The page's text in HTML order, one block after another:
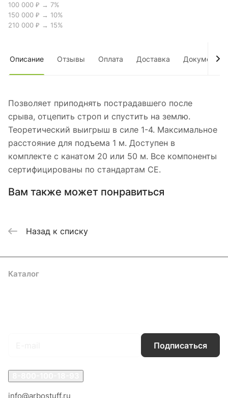
100 000 ₽ → 7%
150 000 ₽ → 10%
210 000 ₽ → 15%
Описание Отзывы Оплата Доставка Документы
Позволяет приподнять пострадавшего после
срыва, отцепить строп и спустить на землю.
Теоретический выигрыш в силе 1-4. Максимальное
расстояние для подъема 1 м. Доступен в
комплекте с канатом 20 или 50 м. Все компоненты
сертифицированы по стандартам СЕ.
Вам также может понравиться
Назад к списку
Каталог
Подписаться
info@arbostuff.ru